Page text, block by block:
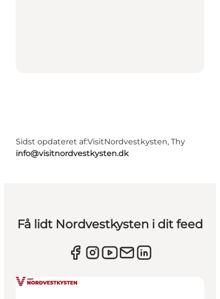
Sidst opdateret af:VisitNordvestkysten, Thy
info@visitnordvestkysten.dk
Få lidt Nordvestkysten i dit feed